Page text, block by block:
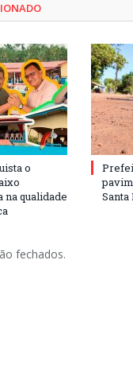
o
na qualidade
fechados.